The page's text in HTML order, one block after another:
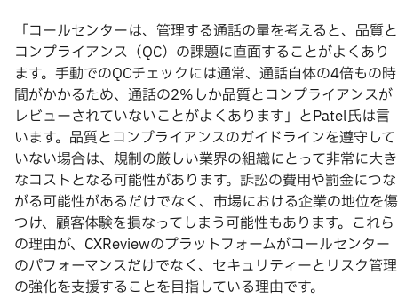
「コールセンターは、管理する通話の量を考えると、品質と
コンプライアンス（QC）の課題に直面することがよくあり
ます。手動でのQCチェックには通常、通話自体の4倍もの時
間がかかるため、通話の2%しか品質とコンプライアンスが
レビューされていないことがよくあります」とPatel氏は言
います。品質とコンプライアンスのガイドラインを遵守して
いない場合は、規制の厳しい業界の組織にとって非常に大き
なコストとなる可能性があります。訴訟の費用や罰金につな
がる可能性があるだけでなく、市場における企業の地位を傷
つけ、顧客体験を損なってしまう可能性もあります。これら
の理由が、CXReviewのプラットフォームがコールセンター
のパフォーマンスだけでなく、セキュリティーとリスク管理
の強化を支援することを目指している理由です。